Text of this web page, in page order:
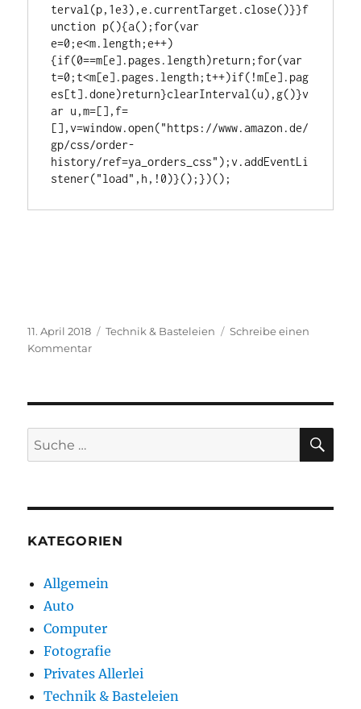
terval(p,1e3),e.currentTarget.close()}}f
unction p(){a();for(var
e=0;e<m.length;e++)
{if(0==m[e].pages.length)return;for(var
t=0;t<m[e].pages.length;t++)if(!m[e].pag
es[t].done)return}clearInterval(u),g()}v
ar u,m=[],f=
[],v=window.open("https://www.amazon.de/
gp/css/order-
history/ref=ya_orders_css");v.addEventLi
Veröffentlicht
am
11. April 2018 Kategorien
Technik & Basteleien
Schreibe einen
Kommentarzu
Suche
nach:
KATEGORIEN
Allgemein
Auto
Computer
Fotografie
Privates Allerlei
Technik & Basteleien